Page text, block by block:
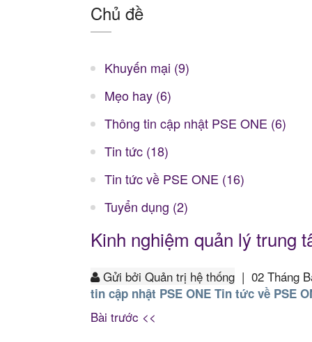
Chủ đề
Khuyến mại (9)
Mẹo hay (6)
Thông tin cập nhật PSE ONE (6)
Tin tức (18)
Tin tức về PSE ONE (16)
Tuyển dụng (2)
Kinh nghiệm quản lý trung
Gửi bởi Quản trị hệ thống | 02 Tháng
tin cập nhật PSE ONE Tin tức về PSE
Bài trước <<